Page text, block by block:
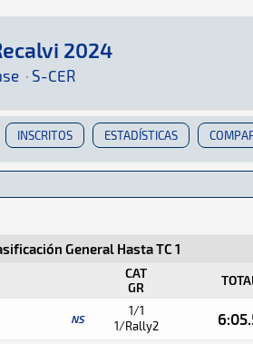
2024
· S-CER
Aquí podrás encontrar
INSCRITOS ESTADÍSTICAS
General Hasta TC 1
CAT
GR
NS
1/1
1/Rally2